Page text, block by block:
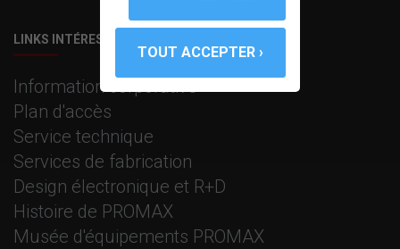
LINKS INTÉRESSANTS
Information corporative
Plan d'accès
Service technique
Services de fabrication
Design électronique et R+D
Histoire de PROMAX
Musée d'équipements PROMAX